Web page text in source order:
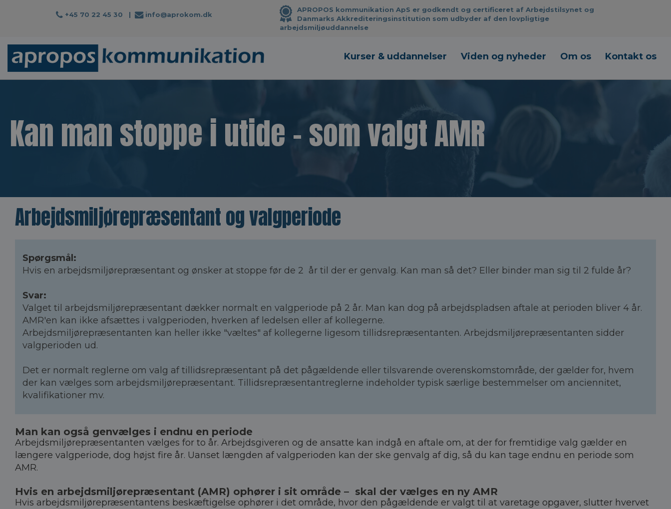
+45 70 22 45 30 | info@aprokom.dk
APROPOS kommunikation ApS er godkendt og certificeret af Arbejdstilsynet og
Danmarks Akkrediteringsinstitution som udbyder af den lovpligtige
arbejdsmiljøuddannelse
Kurser & uddannelser Viden og nyheder Om os Kontakt os
Kan man stoppe i utide - som valgt AMR
Arbejdsmiljørepræsentant og valgperiode
Spørgsmål:
Hvis en arbejdsmiljørepræsentant og ønsker at stoppe før de 2 år til der er genvalg. Kan man så det? Eller binder man sig til 2 fulde år?
Svar:
Valget til arbejdsmiljørepræsentant dækker normalt en valgperiode på 2 år. Man kan dog på arbejdspladsen aftale at perioden bliver 4 år.
AMR'en kan ikke afsættes i valgperioden, hverken af ledelsen eller af kollegerne.
Arbejdsmiljørepræsentanten kan heller ikke "væltes" af kollegerne ligesom tillidsrepræsentanten. Arbejdsmiljørepræsentanten sidder
valgperioden ud.
Det er normalt reglerne om valg af tillidsrepræsentant på det pågældende eller tilsvarende overenskomstområde, der gælder for, hvem
der kan vælges som arbejdsmiljørepræsentant. Tillidsrepræsentantreglerne indeholder typisk særlige bestemmelser om anciennitet,
kvalifikationer mv.
Man kan også genvælges i endnu en periode
Arbejdsmiljørepræsentanten vælges for to år. Arbejdsgiveren og de ansatte kan indgå en aftale om, at der for fremtidige valg gælder en
længere valgperiode, dog højst fire år. Uanset længden af valgperioden kan der ske genvalg af dig, så du kan tage endnu en periode som
AMR.
Hvis en arbejdsmiljørepræsentant (AMR) ophører i sit område – skal der vælges en ny AMR
Hvis arbejdsmiljørepræsentantens beskæftigelse ophører i det område, hvor den pågældende er valgt til at varetage opgaver, slutter hvervet